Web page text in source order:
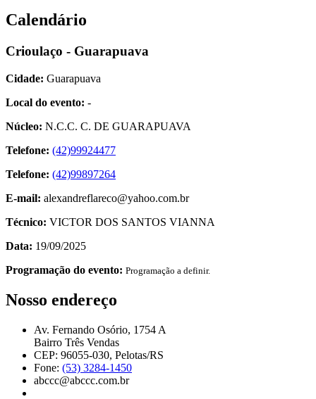
Calendário
Crioulaço - Guarapuava
Cidade: Guarapuava
Local do evento: -
Núcleo: N.C.C. C. DE GUARAPUAVA
Telefone: (42)99924477
Telefone: (42)99897264
E-mail: alexandreflareco@yahoo.com.br
Técnico: VICTOR DOS SANTOS VIANNA
Data: 19/09/2025
Programação do evento: Programação a definir.
Nosso endereço
Av. Fernando Osório, 1754 A
Bairro Três Vendas
CEP: 96055-030, Pelotas/RS
Fone: (53) 3284-1450
abccc@abccc.com.br